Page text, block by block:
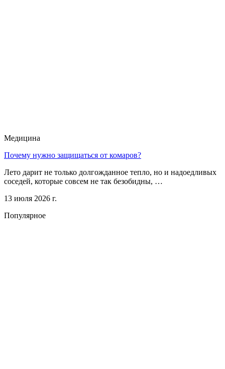
Медицина
Почему нужно защищаться от комаров?
Лето дарит не только долгожданное тепло, но и надоедливых
соседей, которые совсем не так безобидны, …
13 июля 2026 г.
Популярное